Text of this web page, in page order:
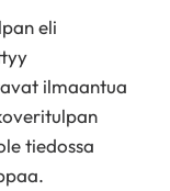
eli
ilmaantua
tiedossa